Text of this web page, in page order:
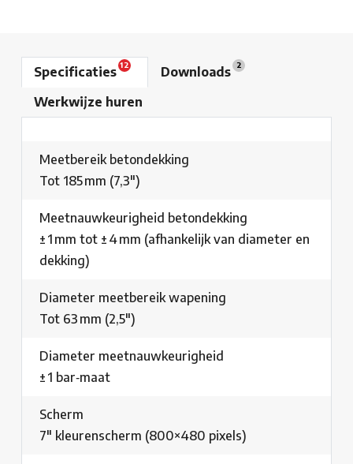
Specificaties12 Downloads 2
Werkwijze huren
Meetbereik betondekking
Tot 185 mm (7,3″)
Meetnauwkeurigheid betondekking
± 1 mm tot ± 4 mm (afhankelijk van diameter en
dekking)
Diameter meetbereik wapening
Tot 63 mm (2,5″)
Diameter meetnauwkeurigheid
± 1 bar‑maat
Scherm
7″ kleurenscherm (800×480 pixels)